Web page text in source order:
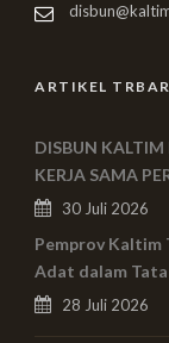
ARTIKEL
DISBUN
KERJA SAMA
30 Juli 2026
Pemprov Kaltim
Adat dalam
28 Juli 2026